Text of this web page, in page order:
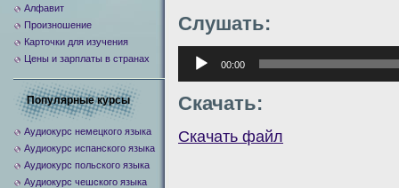
Слушать:
Аудиоплеер
00:00
Скачать:
Скачать файл
Алфавит
Произношение
Карточки для изучения
Цены и зарплаты в странах
Популярные курсы
Аудиокурс немецкого языка
Аудиокурс испанского языка
Аудиокурс польского языка
Аудиокурс чешского языка